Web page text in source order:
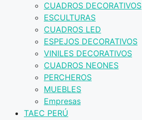
CUADROS DECORATIVOS
ESCULTURAS
CUADROS LED
ESPEJOS DECORATIVOS
VINILES DECORATIVOS
CUADROS NEONES
PERCHEROS
MUEBLES
Empresas
TAEC PERÚ